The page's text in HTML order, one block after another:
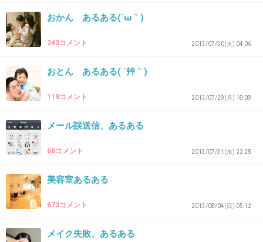
38. 匿名2013/11/26(火) 21:56:42
付き合いたてのカップルで行くと、待ち時間の
会話がもたない…
39. 匿名2013/11/26(火) 21:57:25
怖かったけど、一度体験してみたくて乗ったフ
ジヤマ。やっぱり怖かった。
安全バーは低いし乗ってる時間も長くて、終わ
った時は放心状態だった。
おかん あるある(´ω｀)
243コメント 2013/07/30(火) 04:06
おとん あるある( ´艸｀)
119コメント 2013/07/29(月) 18:09
メール誤送信、あるある
68コメント 2013/07/31(水) 22:28
美容室あるある
673コメント 2013/08/04(日) 05:12
メイク失敗、あるある